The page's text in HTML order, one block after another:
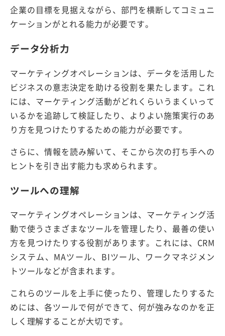
企業の目標を見据えながら、部門を横断してコミュニ
ケーションがとれる能力が必要です。
データ分析力
マーケティングオペレーションは、データを活用した
ビジネスの意志決定を助ける役割を果たします。これ
には、マーケティング活動がどれくらいうまくいって
いるかを追跡して検証したり、よりよい施策実行のあ
り方を見つけたりするための能力が必要です。
さらに、情報を読み解いて、そこから次の打ち手への
ヒントを引き出す能力も求められます。
ツールへの理解
マーケティングオペレーションは、マーケティング活
動で使うさまざまなツールを管理したり、最善の使い
方を見つけたりする役割があります。これには、CRM
システム、MAツール、BIツール、ワークマネジメン
トツールなどが含まれます。
これらのツールを上手に使ったり、管理したりするた
めには、各ツールで何ができて、何が強みなのかを正
しく理解することが大切です。